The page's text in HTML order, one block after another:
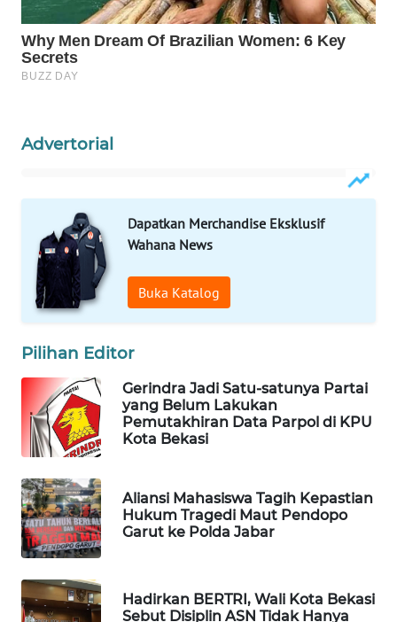
Advertorial
Dapatkan Merchandise Eksklusif
Wahana News
Buka Katalog
Pilihan Editor
Gerindra Jadi Satu-satunya Partai
yang Belum Lakukan
Pemutakhiran Data Parpol di KPU
Kota Bekasi
Aliansi Mahasiswa Tagih Kepastian
Hukum Tragedi Maut Pendopo
Garut ke Polda Jabar
Hadirkan BERTRI, Wali Kota Bekasi
Sebut Disiplin ASN Tidak Hanya
KARING
NEWS
GARONGGANG
NEWS
FISUELRI
ID
ENERGI
NEWS
CILEUNGSI
NEWS
BERKAT
NEWS
BERAMPU
NEWS